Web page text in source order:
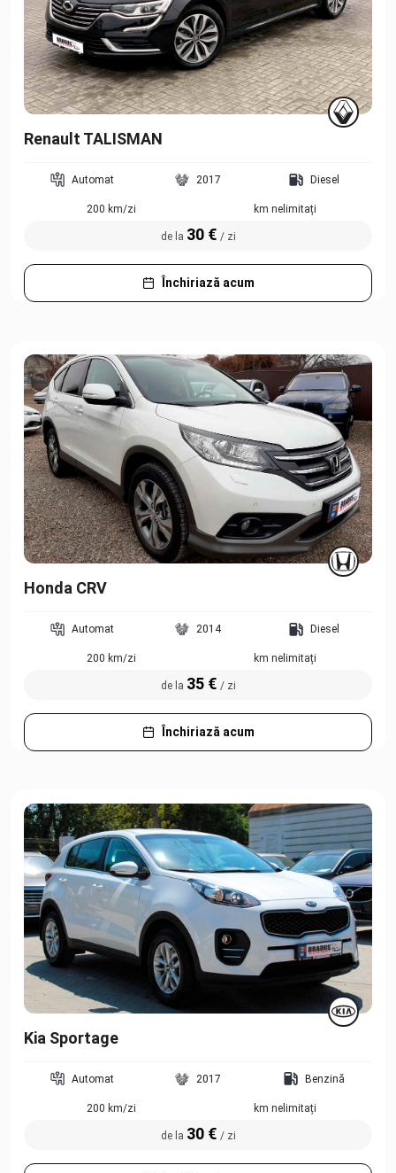
Renault TALISMAN
Automat 2017 Diesel
200 km/zi km nelimitați
de la 30 € / zi
Închiriază acum
Honda CRV
Automat 2014 Diesel
200 km/zi km nelimitați
de la 35 € / zi
Închiriază acum
Kia Sportage
Automat 2017 Benzină
200 km/zi km nelimitați
de la 30 € / zi